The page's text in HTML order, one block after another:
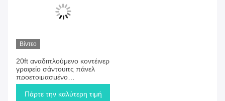
Βίντεο
20ft αναδιπλούμενο κοντέινερ
γραφείο σάντουιτς πάνελ
προετοιμασμένο
αναδιπλούμενο κινητό σπίτι
κοιτώνα πετρέλαιο
Πάρτε την καλύτερη τιμή